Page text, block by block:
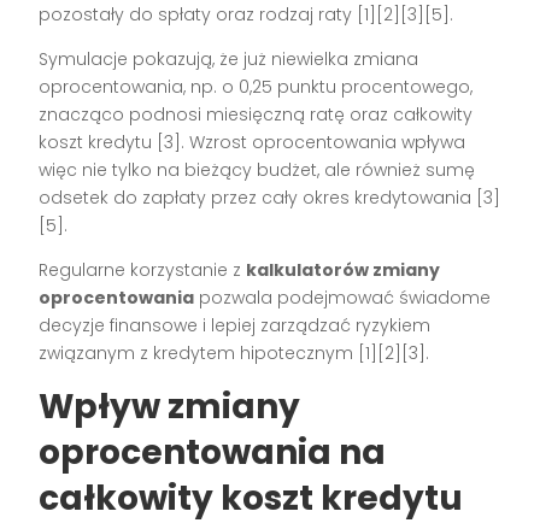
pozostały do spłaty oraz rodzaj raty [1][2][3][5] .
Symulacje pokazują, że już niewielka zmiana
oprocentowania, np. o 0,25 punktu procentowego,
znacząco podnosi miesięczną ratę oraz całkowity
koszt kredytu [3] . Wzrost oprocentowania wpływa
więc nie tylko na bieżący budżet, ale również sumę
odsetek do zapłaty przez cały okres kredytowania [3]
[5] .
Regularne korzystanie z kalkulatorów zmiany
oprocentowania pozwala podejmować świadome
decyzje finansowe i lepiej zarządzać ryzykiem
związanym z kredytem hipotecznym [1][2][3] .
Wpływ zmiany
oprocentowania na
całkowity koszt kredytu